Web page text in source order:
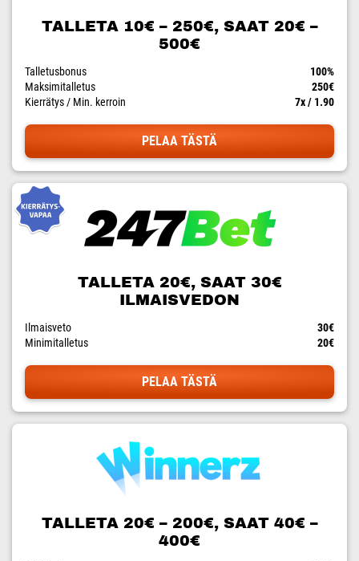
TALLETA 10€ – 250€, SAAT 20€ –
500€
Talletusbonus
100%
Maksimitalletus
250€
Kierrätys / Min. kerroin
7x / 1.90
PELAA TÄSTÄ
TALLETA 20€, SAAT 30€
ILMAISVEDON
Ilmaisveto
30€
Minimitalletus
20€
PELAA TÄSTÄ
TALLETA 20€ – 200€, SAAT 40€ –
400€